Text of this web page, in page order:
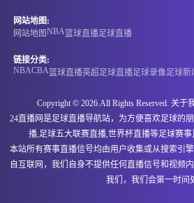
-
情报
澳维女超 08-08 14:00
0 - 0
网站地图:
网站地图NBA篮球直播足球直播
链接分类:
NBACBA篮球直播英超 足球直播足球录像 足球新
Copyright © 2026.All Rights Reserved. 关于
24直播网是足球直播导航站，为方便喜欢足球的
播,足球五大联赛直播,世界杯直播等足球赛事
本站所有赛事直播信号均由用户收集或从搜索引
自互联网，我们自身不提供任何直播信号和视频
我们，我们会第一时间